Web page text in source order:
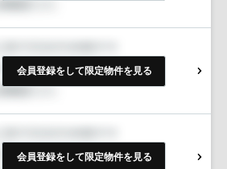
会員登録をして限定物件を見る
会員登録をして限定物件を見る